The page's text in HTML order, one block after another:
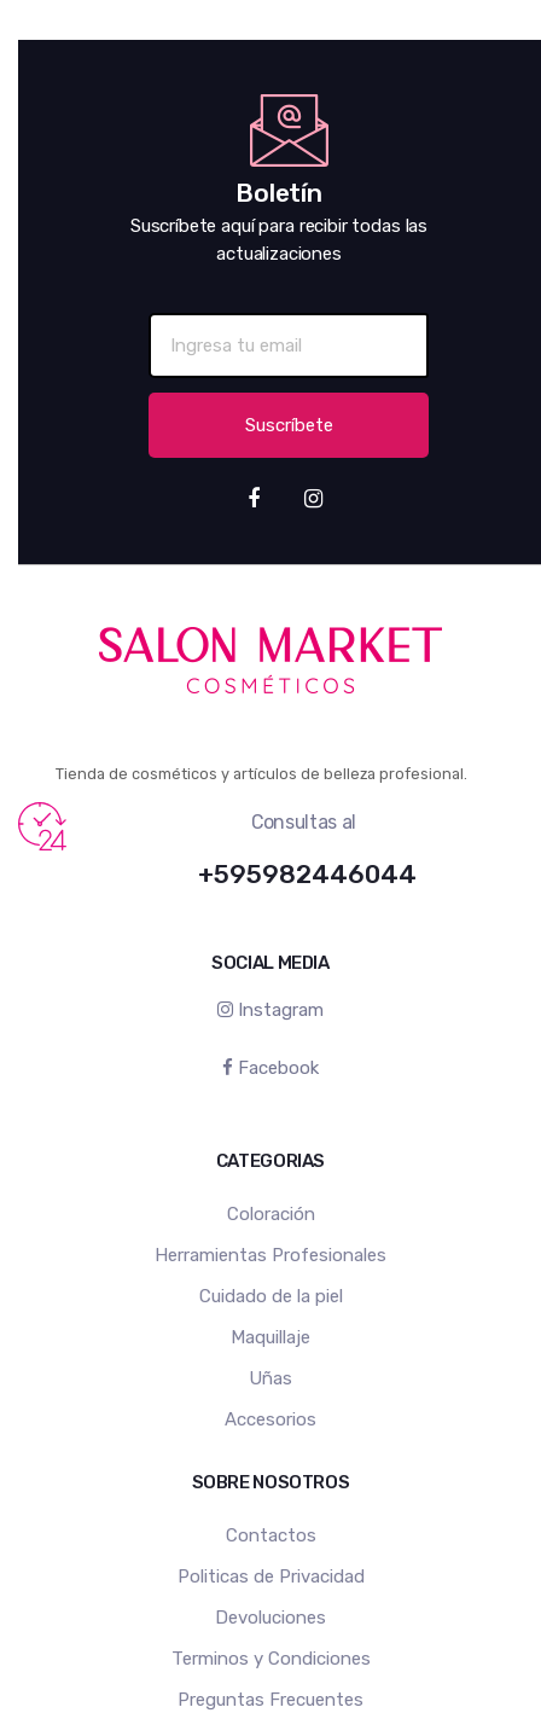
Boletín
Suscríbete aquí para recibir todas las
actualizaciones
Suscríbete
Tienda de cosméticos y artículos de belleza profesional.
Consultas al
+595982446044
SOCIAL MEDIA
Instagram
Facebook
CATEGORIAS
Coloración
Herramientas Profesionales
Cuidado de la piel
Maquillaje
Uñas
Accesorios
SOBRE NOSOTROS
Contactos
Politicas de Privacidad
Devoluciones
Terminos y Condiciones
Preguntas Frecuentes